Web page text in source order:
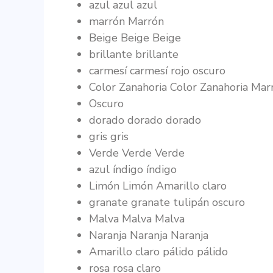
azul azul azul
marrón Marrón
Beige Beige Beige
brillante brillante
carmesí carmesí rojo oscuro
Color Zanahoria Color Zanahoria
Oscuro
dorado dorado dorado
gris gris
Verde Verde Verde
azul índigo índigo
Limón Limón Amarillo claro
granate granate tulipán oscuro
Malva Malva Malva
Naranja Naranja Naranja
Amarillo claro pálido pálido
rosa rosa claro